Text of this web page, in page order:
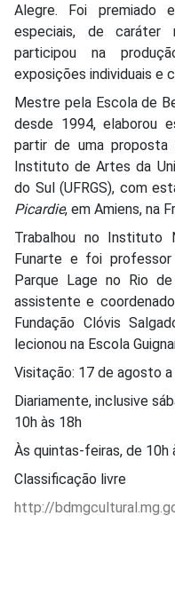
Alegre. Foi premiado
especiais, de caráter
participou na
exposições individuais e
Mestre pela Escola de
desde 1994, elaborou
partir de uma proposta
Instituto de Artes da
do Sul (UFRGS), com
Picardie, em Amiens, na
Trabalhou no Instituto
Funarte e foi
Parque Lage no Rio
assistente e
Fundação Clóvis
lecionou na Escola
Visitação: 17 de agosto
Diariamente, inclusive
10h às 18h
Às quintas-feiras, de 10h
Classificação livre
http://